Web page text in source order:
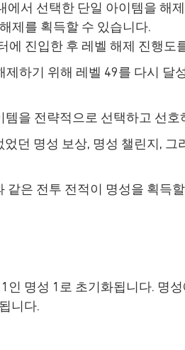
에서 선택한 단일 아이템을 해
제를 획득할 수 있습니다.
에 진입한 후 레벨 해제 진행
제하기 위해 레벨 49를 다시
을 전략적으로 선택하고 선
었던 명성 보상, 명성 챌린지,
같은 전투 전적이 명성을 획득
인 명성 1로 초기화됩니다. 명
니다.